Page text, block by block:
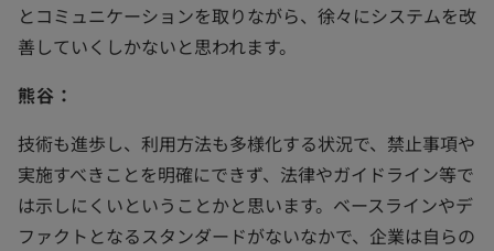
とコミュニケーションを取りながら、徐々にシステムを改
善していくしかないと思われます。
熊谷：
技術も進歩し、利用方法も多様化する状況で、禁止事項や
実施すべきことを明確にできず、法律やガイドライン等で
は示しにくいということかと思います。ベースラインやデ
ファクトとなるスタンダードがないなかで、企業は自らの